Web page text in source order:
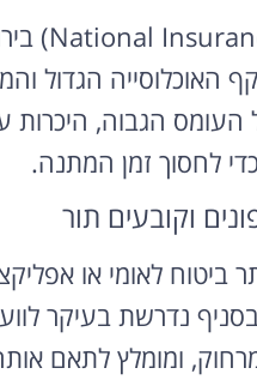
האוכלוסייה הגדול
העומס הגבוה,
לחסוך זמן המתנה.
וקובעים תור
לאומי או
נדרשת בעיקר
מרחוק, ומומלץ לתאם